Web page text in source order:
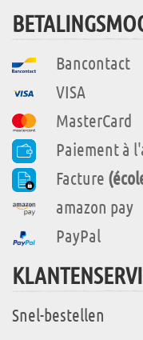
Bancontact
VISA
MasterCard
Paiement à
Facture
amazon pay
PayPal
Snel-bestellen